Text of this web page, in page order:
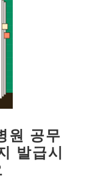
원 공무
발급시